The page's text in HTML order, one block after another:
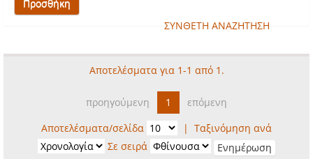
ΣΥΝΘΕΤΗ ΑΝΑΖΗΤΗΣΗ
Αποτελέσματα για 1-1 από 1.
προηγούμενη 1
επόμενη
Αποτελέσματα/σελίδα
| Ταξινόμηση ανά
Σε σειρά